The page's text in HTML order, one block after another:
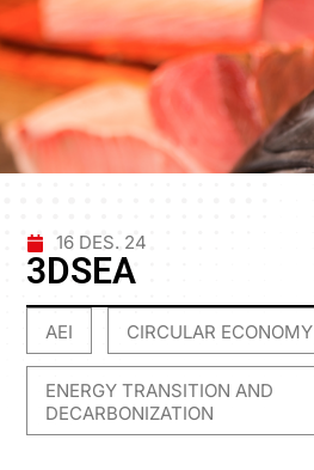
16 DES. 24
3DSEA
AEI CIRCULAR ECONOMY
ENERGY TRANSITION AND
DECARBONIZATION